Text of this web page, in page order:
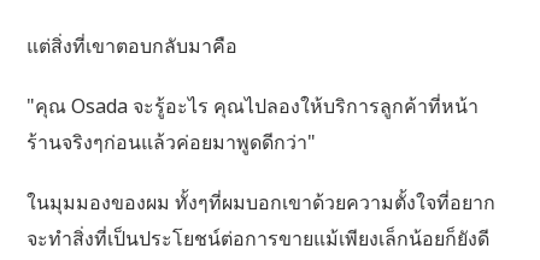
แต่สิ่งที่เขาตอบกลับมาคือ
"คุณ Osada จะรู้อะไร คุณไปลองให้บริการลูกค้าที่หน้า
ร้านจริงๆก่อนแล้วค่อยมาพูดดีกว่า"
ในมุมมองของผม ทั้งๆที่ผมบอกเขาด้วยความตั้งใจที่อยาก
จะทำสิ่งที่เป็นประโยชน์ต่อการขายแม้เพียงเล็กน้อยก็ยังดี